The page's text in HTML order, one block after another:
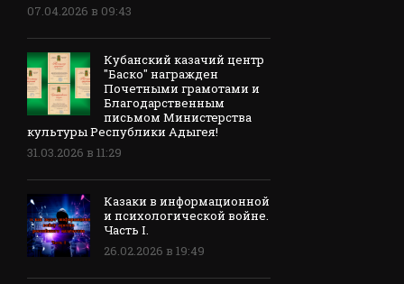
07.04.2026 в 09:43
Кубанский казачий центр
"Баско" награжден
Почетными грамотами и
Благодарственным
письмом Министерства
культуры Республики Адыгея!
31.03.2026 в 11:29
Казаки в информационной
и психологической войне.
Часть I.
26.02.2026 в 19:49